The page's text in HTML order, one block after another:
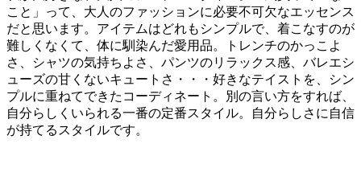
こと」って、大人のファッションに必要不可欠なエッセンス
だと思います。アイテムはどれもシンプルで、着こなすのが
難しくなくて、体に馴染んだ愛用品。トレンチのかっこよ
さ、シャツの気持ちよさ、パンツのリラックス感、バレエシ
ューズの甘くないキュートさ・・・好きなテイストを、シン
プルに重ねてできたコーディネート。別の言い方をすれば、
自分らしくいられる一番の定番スタイル。自分らしさに自信
が持てるスタイルです。